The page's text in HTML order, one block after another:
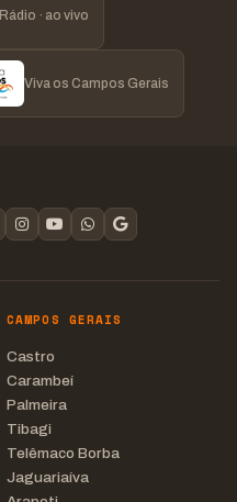
Rádio · ao vivo
Viva os Campos Gerais
CAMPOS GERAIS
Castro
Carambeí
Palmeira
Tibagi
Telêmaco Borba
Jaguariaíva